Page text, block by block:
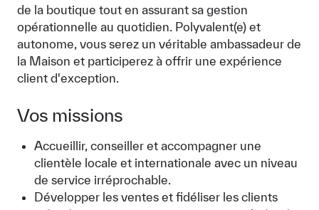
de la boutique tout en assurant sa gestion
opérationnelle au quotidien. Polyvalent(e) et
autonome, vous serez un véritable ambassadeur de
la Maison et participerez à offrir une expérience
client d'exception.
Vos missions
Accueillir, conseiller et accompagner une
clientèle locale et internationale avec un niveau
de service irréprochable.
Développer les ventes et fidéliser les clients